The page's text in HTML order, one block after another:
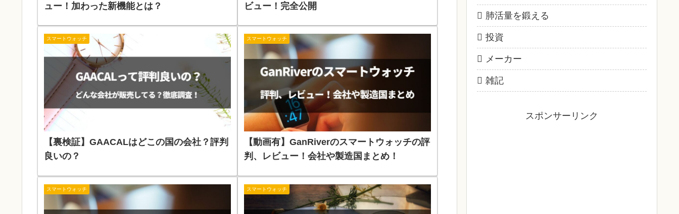
ュー！加わった新機能とは？
ビュー！完全公開
スマートウォッチ
【裏検証】GAACALはどこの国の会社？評判
良いの？
スマートウォッチ
【動画有】GanRiverのスマートウォッチの評
判、レビュー！会社や製造国まとめ！
スマートウォッチ スマートウォッチ
肺活量を鍛える
投資
メーカー
雑記
スポンサーリンク